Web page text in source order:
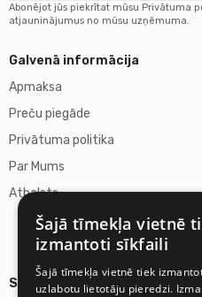
Abonējot jūs piekrītat mūsu Privātuma
atjauninājumus no mūsu uzņēmuma.
Galvenā informācija
Apmaksa
Preču piegāde
Privātuma politika
Par Mums
Atbalsts
Sīkāka informācija
Šajā tīmekļa vietnē
izmantoti sīkfaili
Šajā tīmekļa vietnē tiek
uzlabotu lietotāju pieredzi.